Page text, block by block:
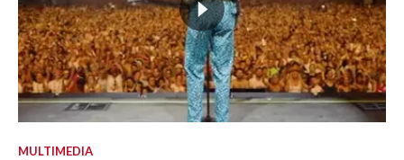
MULTIMEDIA